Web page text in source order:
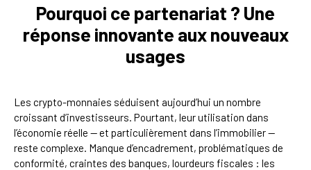
Pourquoi ce partenariat ? Une
réponse innovante aux nouveaux
usages
Les crypto-monnaies séduisent aujourd’hui un nombre
croissant d’investisseurs. Pourtant, leur utilisation dans
l’économie réelle — et particulièrement dans l’immobilier —
reste complexe. Manque d’encadrement, problématiques de
conformité, craintes des banques, lourdeurs fiscales : les